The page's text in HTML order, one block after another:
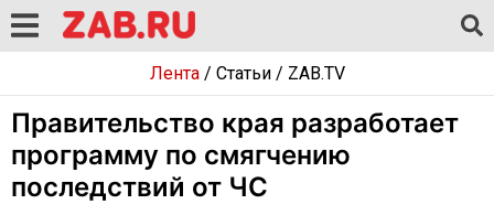
Лента/ Статьи/ ZAB.TV
Правительство края разработает
программу по смягчению
последствий от ЧС